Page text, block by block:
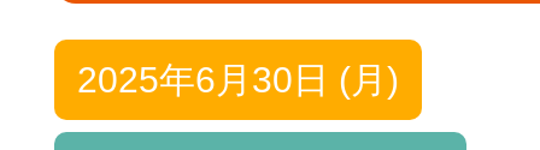
2025年6月30日 (月)